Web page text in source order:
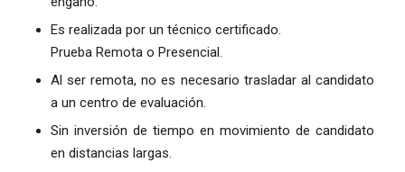
Es realizada por un técnico certificado.
Prueba Remota o Presencial.
Al ser remota, no es necesario trasladar al candidato
a un centro de evaluación.
Sin inversión de tiempo en movimiento de candidato
en distancias largas.